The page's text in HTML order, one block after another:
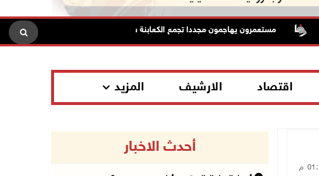
مستعمرون يهاجمون مجددا تجمع الكعابنة شرق الطيبة برام الله الرئاسة
اقتصاد الارشيف المزيد
أحدث الاخبار